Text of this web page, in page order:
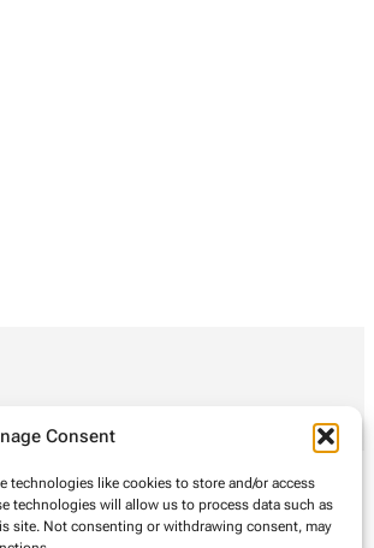
Consent
technologies like cookies to store and/or access
technologies will allow us to process data such as
site. Not consenting or withdrawing consent, may